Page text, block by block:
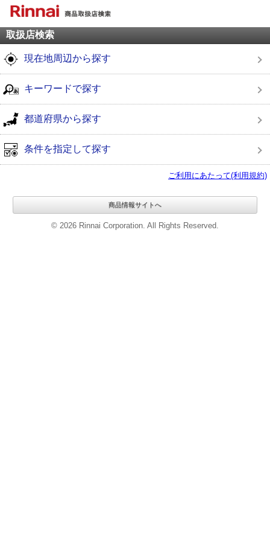
取扱店検索
現在地周辺から探す
キーワードで探す
都道府県から探す
条件を指定して探す
ご利用にあたって(利用規約)
商品情報サイトへ
© 2026 Rinnai Corporation. All Rights Reserved.